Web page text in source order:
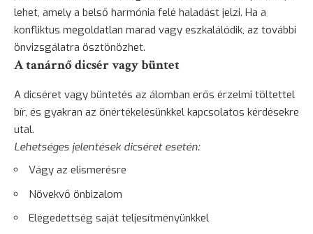
lehet, amely a belső harmónia felé haladást jelzi. Ha a
konfliktus megoldatlan marad vagy eszkalálódik, az további
önvizsgálatra ösztönözhet.
A tanárnő dicsér vagy büntet
A dicséret vagy büntetés az álomban erős érzelmi töltettel
bír, és gyakran az önértékelésünkkel kapcsolatos kérdésekre
utal.
Lehetséges jelentések dicséret esetén:
Vágy az elismerésre
Növekvő önbizalom
Elégedettség saját teljesítményünkkel